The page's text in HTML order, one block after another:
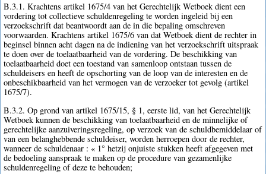
B.3.1. Krachtens artikel 1675/4 van het Gerechtelijk Wetboek dient een
vordering tot collectieve schuldenregeling te worden ingeleid bij een
verzoekschrift dat beantwoordt aan de in die bepaling omschreven
voorwaarden. Krachtens artikel 1675/6 van dat Wetboek dient de rechter in
beginsel binnen acht dagen na de indiening van het verzoekschrift uitspraak
te doen over de toelaatbaarheid van de vordering. De beschikking van
toelaatbaarheid doet een toestand van samenloop ontstaan tussen de
schuldeisers en heeft de opschorting van de loop van de interesten en de
onbeschikbaarheid van het vermogen van de verzoeker tot gevolg (artikel
1675/7).
B.3.2. Op grond van artikel 1675/15, § 1, eerste lid, van het Gerechtelijk
Wetboek kunnen de beschikking van toelaatbaarheid en de minnelijke of
gerechtelijke aanzuiveringsregeling, op verzoek van de schuldbemiddelaar of
van een belanghebbende schuldeiser, worden herroepen door de rechter,
wanneer de schuldenaar : « 1° hetzij onjuiste stukken heeft afgegeven met
de bedoeling aanspraak te maken op de procedure van gezamenlijke
schuldenregeling of deze te behouden;